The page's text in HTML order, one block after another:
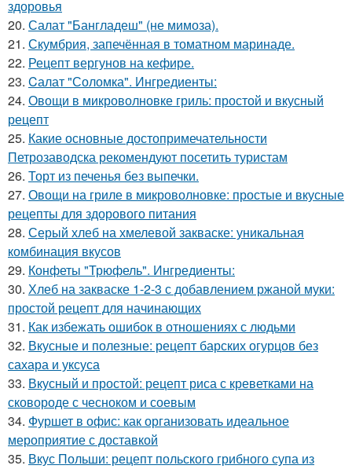
здоровья
20. Салат "Бангладеш" (не мимоза).
21. Скумбрия, запечённая в томатном маринаде.
22. Рецепт вергунов на кефире.
23. Cалат "Соломка". Ингредиенты:
24. Овощи в микроволновке гриль: простой и вкусный
рецепт
25. Какие основные достопримечательности
Петрозаводска рекомендуют посетить туристам
26. Торт из печенья без выпечки.
27. Овощи на гриле в микроволновке: простые и вкусные
рецепты для здорового питания
28. Серый хлеб на хмелевой закваске: уникальная
комбинация вкусов
29. Конфеты "Трюфель". Ингредиенты:
30. Хлеб на закваске 1-2-3 с добавлением ржаной муки:
простой рецепт для начинающих
31. Как избежать ошибок в отношениях с людьми
32. Вкусные и полезные: рецепт барских огурцов без
сахара и уксуса
33. Вкусный и простой: рецепт риса с креветками на
сковороде с чесноком и соевым
34. Фуршет в офис: как организовать идеальное
мероприятие с доставкой
35. Вкус Польши: рецепт польского грибного супа из